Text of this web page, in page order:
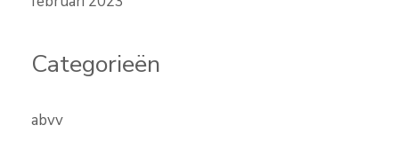
Categorieën
abvv